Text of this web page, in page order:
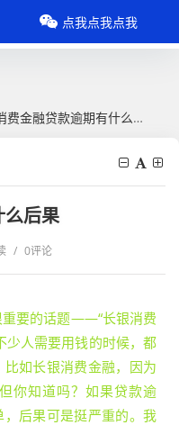
金融贷款逾期有什么后果
么后果
/ 0评论
重要的话题——“长银消费
少人需要用钱的时候，都
如长银消费金融，因为
你知道吗？如果贷款逾
后果可是挺严重的。我
点我点我点我